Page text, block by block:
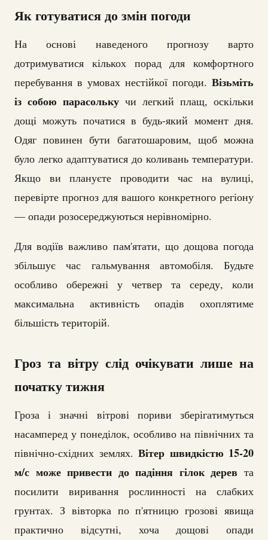
Як готуватися до змін погоди
На основі наведеного прогнозу варто
дотримуватися кількох порад для комфортного
перебування в умовах нестійкої погоди. Візьміть
із собою парасольку чи легкий плащ, оскільки
дощі можуть початися в будь-який момент дня.
Одяг повинен бути багатошаровим, щоб можна
було легко адаптуватися до коливань температури.
Якщо ви плануєте проводити час на вулиці,
перевірте прогноз для вашого конкретного регіону
— опади розосереджуються нерівномірно.
Для водіїв важливо пам'ятати, що дощова погода
збільшує час гальмування автомобіля. Будьте
особливо обережні у четвер та середу, коли
максимальна активність опадів охоплятиме
більшість територій.
Гроз та вітру слід очікувати лише на
початку тижня
Гроза і значні вітрові пориви зберігатимуться
насамперед у понеділок, особливо на північних та
північно-східних землях. Вітер швидкістю 15-20
м/с може привести до падіння гілок дерев та
посилити виривання рослинності на слабких
грунтах. З вівторка по п'ятницю грозові явища
практично відсутні, хоча дощові опади